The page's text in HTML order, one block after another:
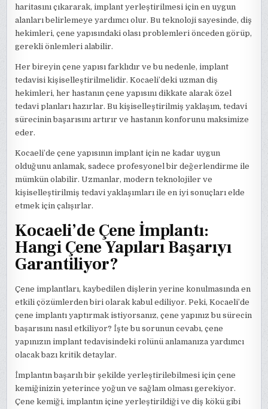
haritasını çıkararak, implant yerleştirilmesi için en uygun
alanları belirlemeye yardımcı olur. Bu teknoloji sayesinde, diş
hekimleri, çene yapısındaki olası problemleri önceden görüp,
gerekli önlemleri alabilir.
Her bireyin çene yapısı farklıdır ve bu nedenle, implant
tedavisi kişiselleştirilmelidir. Kocaeli’deki uzman diş
hekimleri, her hastanın çene yapısını dikkate alarak özel
tedavi planları hazırlar. Bu kişiselleştirilmiş yaklaşım, tedavi
sürecinin başarısını artırır ve hastanın konforunu maksimize
eder.
Kocaeli’de çene yapısının implant için ne kadar uygun
olduğunu anlamak, sadece profesyonel bir değerlendirme ile
mümkün olabilir. Uzmanlar, modern teknolojiler ve
kişiselleştirilmiş tedavi yaklaşımları ile en iyi sonuçları elde
etmek için çalışırlar.
Kocaeli’de Çene İmplantı:
Hangi Çene Yapıları Başarıyı
Garantiliyor?
Çene implantları, kaybedilen dişlerin yerine konulmasında en
etkili çözümlerden biri olarak kabul ediliyor. Peki, Kocaeli’de
çene implantı yaptırmak istiyorsanız, çene yapınız bu sürecin
başarısını nasıl etkiliyor? İşte bu sorunun cevabı, çene
yapınızın implant tedavisindeki rolünü anlamanıza yardımcı
olacak bazı kritik detaylar.
İmplantın başarılı bir şekilde yerleştirilebilmesi için çene
kemiğinizin yeterince yoğun ve sağlam olması gerekiyor.
Çene kemiği, implantın içine yerleştirildiği ve diş kökü gibi